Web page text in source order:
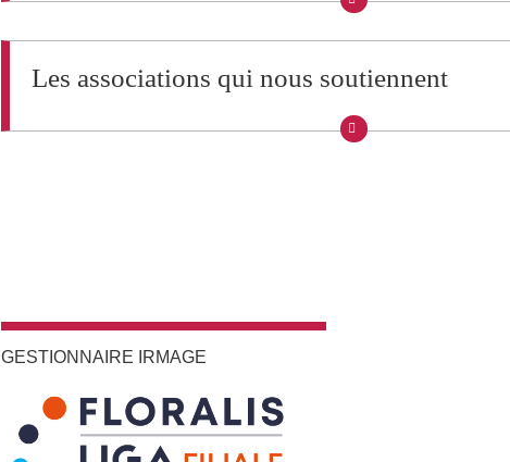
Les associations qui nous soutiennent
GESTIONNAIRE IRMAGE